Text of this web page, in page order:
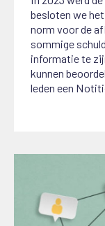
besloten we
norm voor de
sommige
informatie te
kunnen
leden een